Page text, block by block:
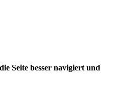
Seite besser navigiert und